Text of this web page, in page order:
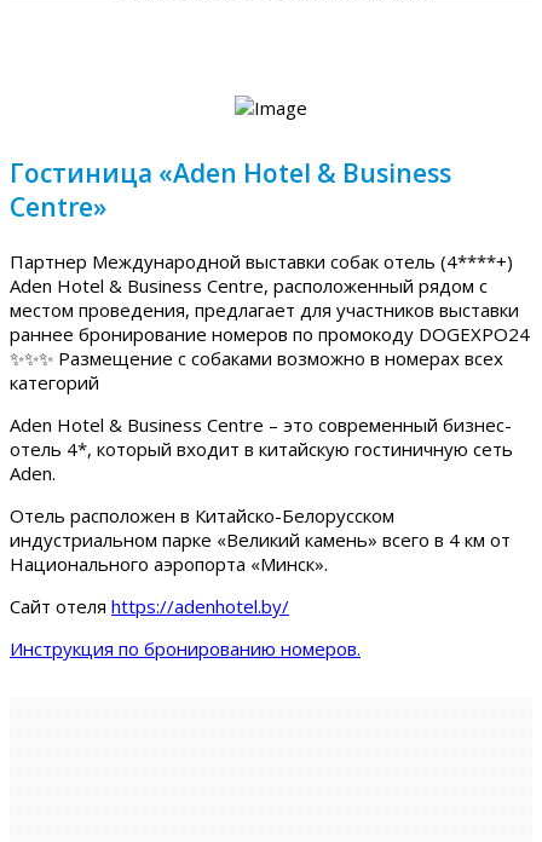
Гостиница «Aden Hotel & Business
Centre»
Партнер Международной выставки собак отель (4****+)
Aden Hotel & Business Centre, расположенный рядом с
местом проведения, предлагает для участников выставки
раннее бронирование номеров по промокоду DOGEXPO24
✨✨✨ Размещение с собаками возможно в номерах всех
категорий
Aden Hotel & Business Centre – это современный бизнес-
отель 4*, который входит в китайскую гостиничную сеть
Aden.
Отель расположен в Китайско-Белорусском
индустриальном парке «Великий камень» всего в 4 км от
Национального аэропорта «Минск».
Сайт отеля https://adenhotel.by/
Инструкция по бронированию номеров.